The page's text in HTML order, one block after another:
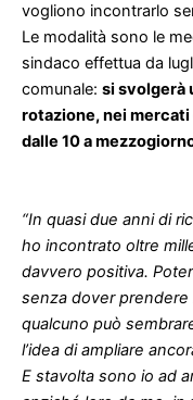
vogliono incontrarlo
Le modalità sono le
sindaco effettua da
comunale: si svolgerà
rotazione, nei
dalle 10 a
“In quasi due anni di
ho incontrato oltre
davvero positiva.
senza dover prendere
qualcuno può
l’idea di ampliare
E stavolta sono io ad